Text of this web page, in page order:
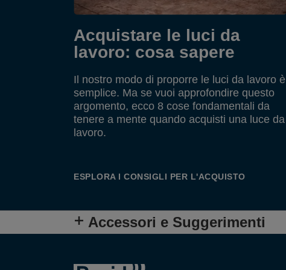
Acquistare le luci da
lavoro: cosa sapere
Il nostro modo di proporre le luci da lavoro è
semplice. Ma se vuoi approfondire questo
argomento, ecco 8 cose fondamentali da
tenere a mente quando acquisti una luce da
lavoro.
ESPLORA I CONSIGLI PER L'ACQUISTO
Accessori e Suggerimenti